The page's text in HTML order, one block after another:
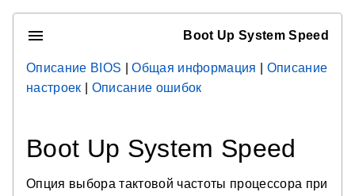
Boot Up System Speed
Описание BIOS |Общая информация
Описание
настроек
Описание ошибок
Boot Up System Speed
Опция выбора тактовой частоты процессора при